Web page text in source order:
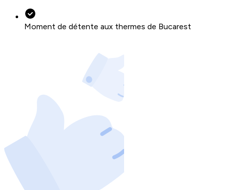
Moment de détente aux thermes de Bucarest